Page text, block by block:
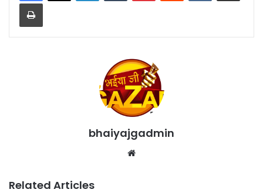
Print
bhaiyajgadmin
Related Articles